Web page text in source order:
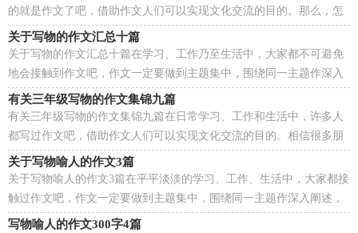
的就是作文了吧，借助作文人们可以实现文化交流的目的。那么，怎
么去写作文呢？以下是小编整理的写花的状物作文8篇...
关于写物的作文汇总十篇
关于写物的作文汇总十篇在学习、工作乃至生活中，大家都不可避免
地会接触到作文吧，作文一定要做到主题集中，围绕同一主题作深入
阐述，切忌东拉西扯，主题涣散甚至无主题。你写作文时...
有关三年级写物的作文集锦九篇
有关三年级写物的作文集锦九篇在日常学习、工作和生活中，许多人
都写过作文吧，借助作文人们可以实现文化交流的目的。相信很多朋
友都对写作文感到非常苦恼吧，以下是小编为大家收...
关于写物喻人的作文3篇
关于写物喻人的作文3篇在平平淡淡的学习、工作、生活中，大家都接
触过作文吧，作文一定要做到主题集中，围绕同一主题作深入阐述，
切忌东拉西扯，主题涣散甚至无主题。一篇什么样的作...
写物喻人的作文300字4篇